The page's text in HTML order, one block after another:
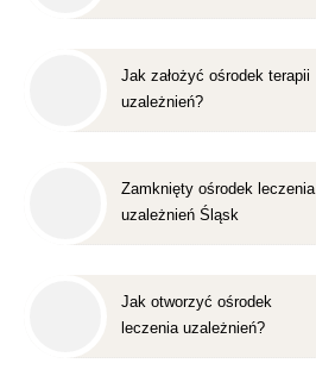
Jak założyć ośrodek terapii
uzależnień?
Zamknięty ośrodek leczenia
uzależnień Śląsk
Jak otworzyć ośrodek
leczenia uzależnień?